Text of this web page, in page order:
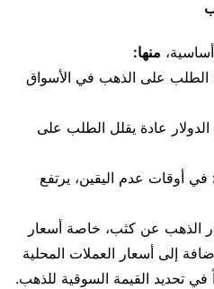
منها:
الطلب على الذهب في الأسواق
الدولار عادة يقلل الطلب على
في أوقات عدم اليقين، يرتفع
الذهب عن كثب، خاصة أسعار
24 وعيار 22، بالإضافة إلى أسعار العملات المحلية
في تحديد القيمة السوقية للذهب.